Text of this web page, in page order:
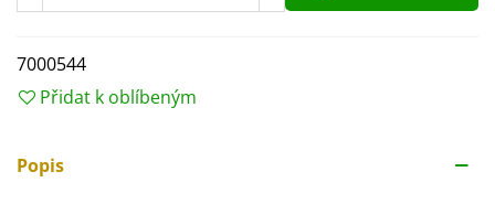
7000544
Přidat k oblíbeným
Popis